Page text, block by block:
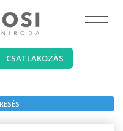
CSATLAKOZÁS